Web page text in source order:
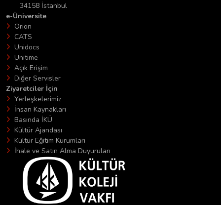
34158 İstanbul
e-Üniversite
Orion
CATS
Unidocs
Unitime
Açık Erişim
Diğer Servisler
Ziyaretciler İçin
Yerleşkelerimiz
İnsan Kaynakları
Basında İKÜ
Kültür Ajandası
Kültür Eğitim Kurumları
İhale ve Satın Alma Duyuruları